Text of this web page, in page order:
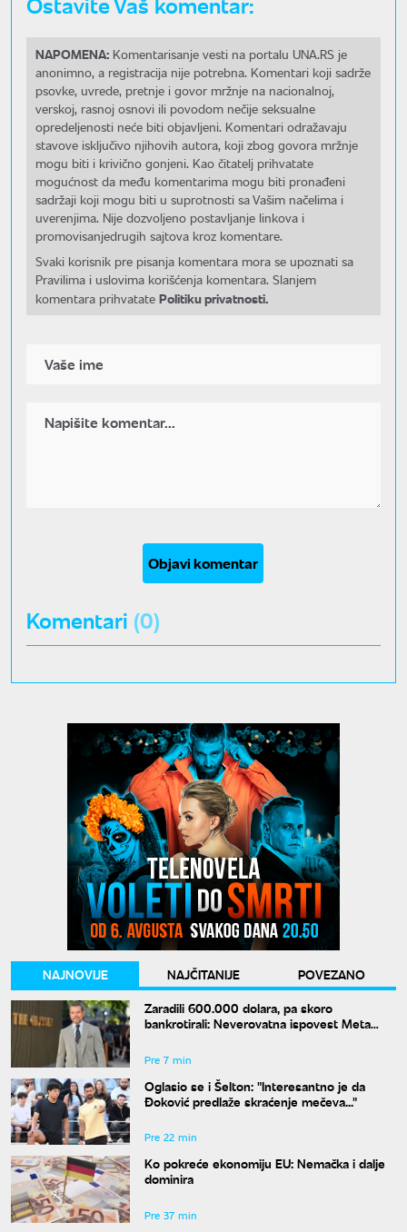
NAPOMENA: Komentarisanje vesti na portalu UNA.RS je
anonimno, a registracija nije potrebna. Komentari koji sadrže
psovke, uvrede, pretnje i govor mržnje na nacionalnoj,
verskoj, rasnoj osnovi ili povodom nečije seksualne
opredeljenosti neće biti objavljeni. Komentari odražavaju
stavove isključivo njihovih autora, koji zbog govora mržnje
mogu biti i krivično gonjeni. Kao čitatelj prihvatate
mogućnost da među komentarima mogu biti pronađeni
sadržaji koji mogu biti u suprotnosti sa Vašim načelima i
uverenjima. Nije dozvoljeno postavljanje linkova i
promovisanjedrugih sajtova kroz komentare.
Svaki korisnik pre pisanja komentara mora se upoznati sa
Pravilima i uslovima korišćenja komentara. Slanjem
komentara prihvatate Politiku privatnosti.
Objavi komentar
Komentari (0)
NAJNOVIJE NAJČITANIJE
POVEZANO
Zaradili 600.000 dolara, pa skoro
bankrotirali: Neverovatna ispovest Meta
Pre 7 min
Oglasio se i Šelton: "Interesantno je da
Đoković predlaže skraćenje mečeva..."
Pre 22 min
Ko pokreće ekonomiju EU: Nemačka i dalje
dominira
Pre 37 min